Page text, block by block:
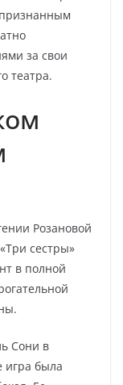
признанным
за свои
театра.
Розановой
сестры»
в полной
Сони в
игра была